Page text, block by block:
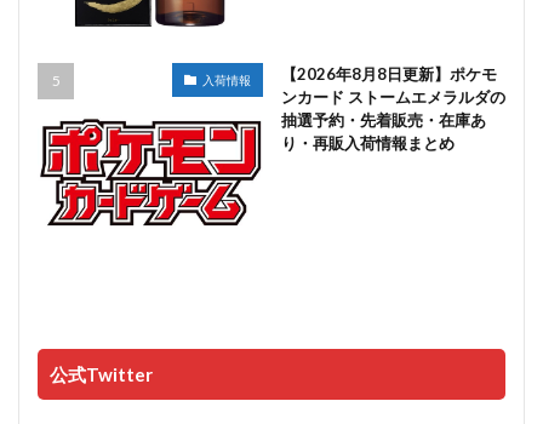
入荷情報
【2026年8月8日更新】ポケモ
ンカード ストームエメラルダの
抽選予約・先着販売・在庫あ
り・再販入荷情報まとめ
公式Twitter